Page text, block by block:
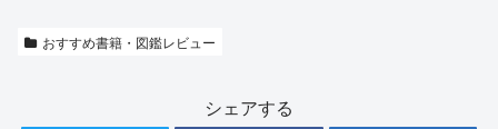
おすすめ書籍・図鑑レビュー
シェアする